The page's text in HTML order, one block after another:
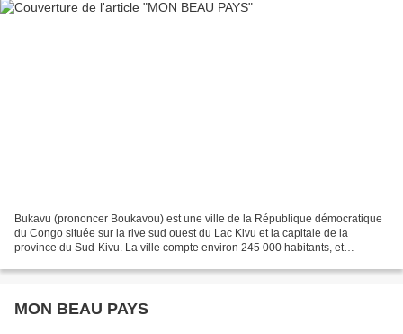
Bukavu (prononcer Boukavou) est une ville de la République démocratique
du Congo située sur la rive sud ouest du Lac Kivu et la capitale de la
province du Sud-Kivu. La ville compte environ 245 000 habitants, et
MON BEAU PAYS